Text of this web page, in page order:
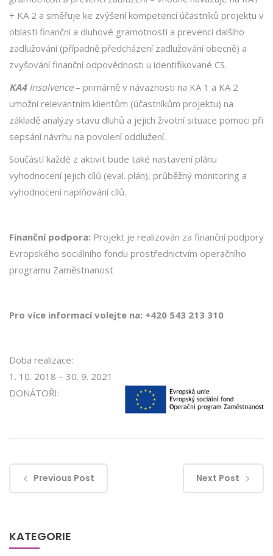
+ KA 2 a směřuje ke zvýšení kompetencí účastníků projektu v
oblasti finanční a dluhové gramotnosti a prevenci dalšího
zadlužování (případně předcházení zadlužování obecně) a
zvyšování finanční odpovědnosti u identifikované CS.
KA4Insolvence– primárně v návaznosti na KA 1 a KA 2
umožní relevantním klientům (účastníkům projektu) na
základě analýzy stavu dluhů a jejich životní situace pomoci při
sepsání návrhu na povolení oddlužení.
Součástí každé z aktivit bude také nastavení plánu
vyhodnocení jejich cílů (eval. plán), průběžný monitoring a
vyhodnocení naplňování cílů.
Finanční podpora: Projekt je realizován za finanční podpory
Evropského sociálního fondu prostřednictvím operačního
programu Zaměstnanost
Pro více informací volejte na: +420 543 213 310
Doba realizace:
1. 10. 2018 – 30. 9. 2021
DONÁTOŘI:
Previous Post Next Post
KATEGORIE